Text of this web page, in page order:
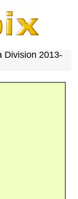
Division 2013-